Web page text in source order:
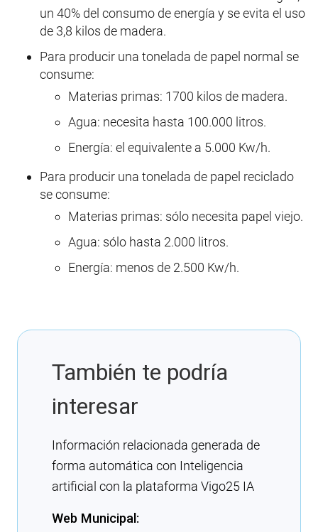
un 40% del consumo de energía y se evita el uso
de 3,8 kilos de madera.
Para producir una tonelada de papel normal se
consume:
Materias primas: 1700 kilos de madera.
Agua: necesita hasta 100.000 litros.
Energía: el equivalente a 5.000 Kw/h.
Para producir una tonelada de papel reciclado
se consume:
Materias primas: sólo necesita papel viejo.
Agua: sólo hasta 2.000 litros.
Energía: menos de 2.500 Kw/h.
También te podría
interesar
Información relacionada generada de
forma automática con Inteligencia
artificial con la plataforma Vigo25 IA
Web Municipal: